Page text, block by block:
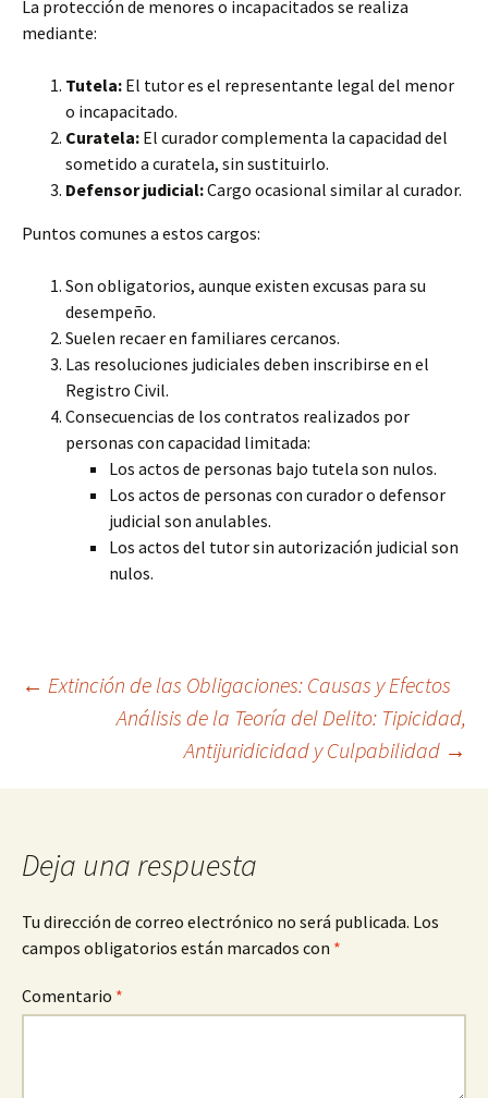
La protección de menores o incapacitados se realiza
mediante:
Tutela: El tutor es el representante legal del menor
o incapacitado.
Curatela: El curador complementa la capacidad del
sometido a curatela, sin sustituirlo.
Defensor judicial:Cargo ocasional similar al curador.
Puntos comunes a estos cargos:
Son obligatorios, aunque existen excusas para su
desempeño.
Suelen recaer en familiares cercanos.
Las resoluciones judiciales deben inscribirse en el
Registro Civil.
Consecuencias de los contratos realizados por
personas con capacidad limitada:
Los actos de personas bajo tutela son nulos.
Los actos de personas con curador o defensor
judicial son anulables.
Los actos del tutor sin autorización judicial son
nulos.
Navegación
← Extinción de las Obligaciones: Causas y Efectos
Análisis de la Teoría del Delito: Tipicidad,
Antijuridicidad y Culpabilidad →
Deja una respuesta
Tu dirección de correo electrónico no será publicada. Los
campos obligatorios están marcados con *
Comentario *